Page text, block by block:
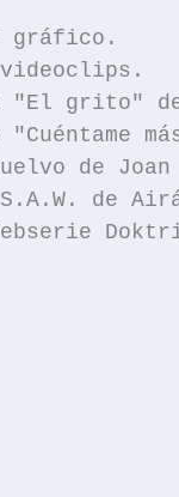
gráfico.
videoclips.
"El grito"
de Joan
de